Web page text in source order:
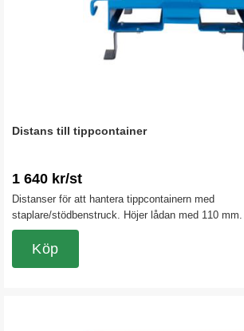
Distans till tippcontainer
1 640 kr/st
Distanser för att hantera tippcontainern med
staplare/stödbenstruck. Höjer lådan med 110 mm.
Köp